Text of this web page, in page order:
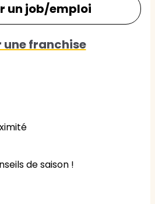
de saison !
un job/emploi
une franchise